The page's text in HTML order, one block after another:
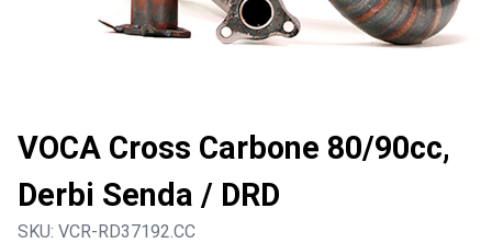
VOCA Cross Carbone 80/90cc,
Derbi Senda / DRD
SKU: VCR-RD37192.CC